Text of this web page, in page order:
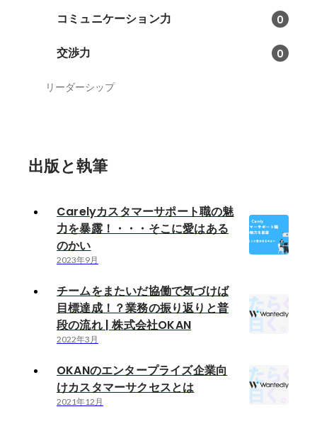
コミュニケーション力 0
交渉力 0
リーダーシップ
出版と執筆
Carelyカスタマーサポート職の魅
力を暴露！・・・そこに愛はある
のかい
2023年9月
チームをまたいだ協働で気づけば
目標達成！？業務の振り返りと普
段の流れ | 株式会社OKAN
2022年3月
OKANのエンタープライズ企業向
けカスタマーサクセスとは
2021年12月